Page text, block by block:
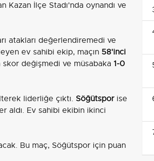
Kazan İlçe Stadı'nda oynandı ve
atakları değerlendiremedi ve
ev sahibi ekip, maçın 58'inci
değişmedi ve müsabaka 1-0
liderliğe çıktı. Söğütsporise
aldı. Ev sahibi ekibin ikinci
Bu maç, Söğütspor için puan